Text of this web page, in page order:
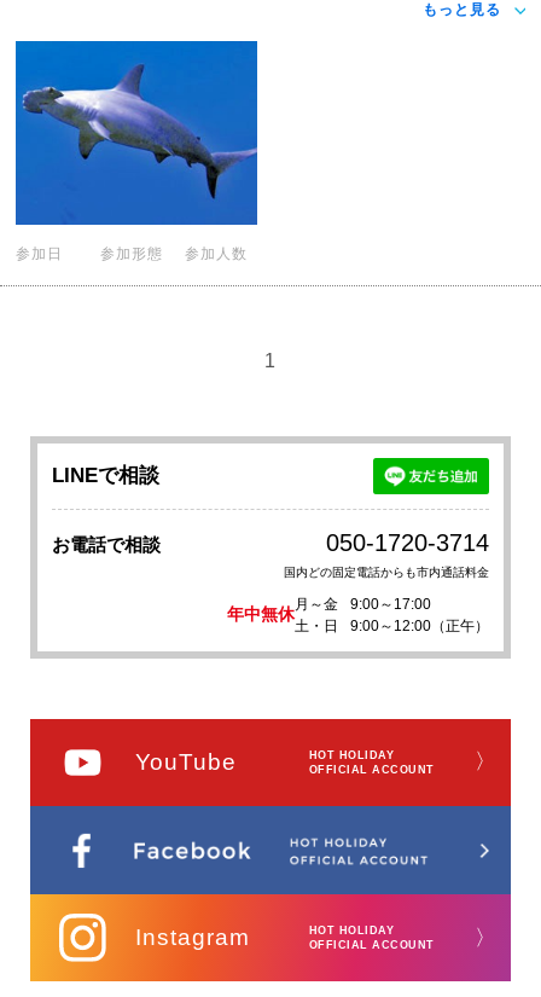
もっと見る
参加日 参加形態 参加人数
1
LINEで相談
お電話で相談 050-1720-3714
国内どの固定電話からも市内通話料金
年中無休
月～金
9:00～17:00
土・日
9:00～12:00（正午）
YouTube
HOT HOLIDAY
OFFICIAL ACCOUNT
〉
Instagram
HOT HOLIDAY
OFFICIAL ACCOUNT
〉